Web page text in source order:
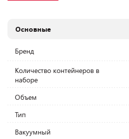
Основные
Бренд
Количество контейнеров в
наборе
Объем
Тип
Вакуумный